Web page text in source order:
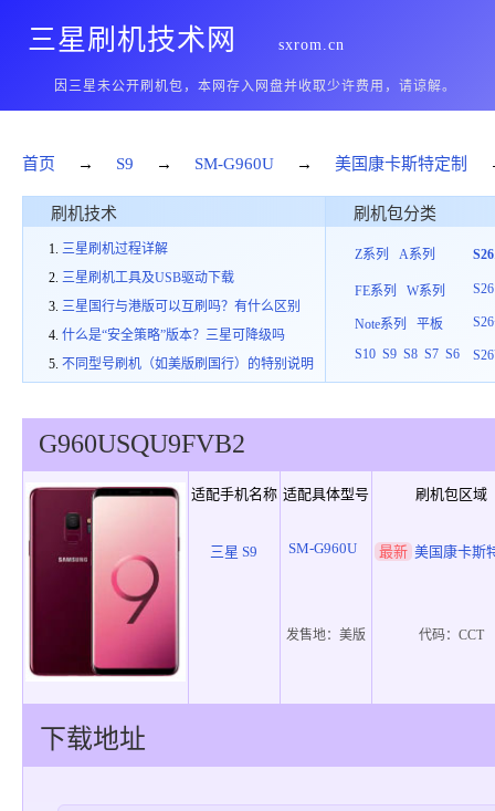
三星刷机技术网 sxrom.cn
因三星未公开刷机包，本网存入网盘并收取少许费用，请谅解。
首页 → S9 → SM-G960U → 美国康卡斯特定制
刷机技术
三星刷机过程详解
三星刷机工具及USB驱动下载
三星国行与港版可以互刷吗？有什么区别
什么是“安全策略”版本？三星可降级吗
不同型号刷机（如美版刷国行）的特别说明
刷机包分类
Z系列 A系列
FE系列 W系列
Note系列
平板
S10 S9 S8 S7 S6
S26
G960USQU9FVB2
适配手机名称 适配具体型号 刷机包区域
三星 S9 SM-G960U 最新 美国康卡斯
发售地： 美版 代码：CCT
下载地址